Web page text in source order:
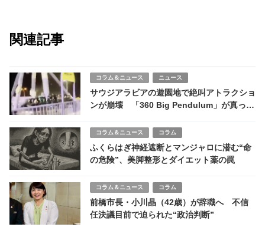
関連記事
コラム＆ニュース ニュース
サウジアラビアの遊園地で絶叫アトラクショ
ンが崩壊 「360 Big Pendulum」が真っ二
コラム＆ニュース コラム
ふくらはぎ神経遮断とマンジャロに潜む“命
の危険”、美脚整形とダイエット薬の罠
コラム＆ニュース コラム
前橋市長・小川晶（42歳）が辞職へ 不信
任決議目前で迫られた“政治判断”